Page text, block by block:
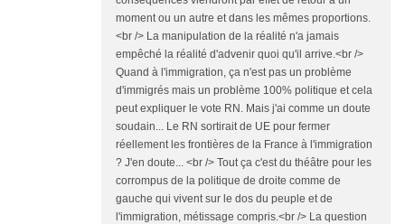
moment ou un autre et dans les mêmes proportions.
<br /> La manipulation de la réalité n'a jamais
empêché la réalité d'advenir quoi qu'il arrive.<br />
Quand à l'immigration, ça n'est pas un problème
d'immigrés mais un problème 100% politique et cela
peut expliquer le vote RN. Mais j'ai comme un doute
soudain... Le RN sortirait de UE pour fermer
réellement les frontières de la France à l'immigration
? J'en doute... <br /> Tout ça c'est du théâtre pour les
corrompus de la politique de droite comme de
gauche qui vivent sur le dos du peuple et de
l'immigration, métissage compris.<br /> La question